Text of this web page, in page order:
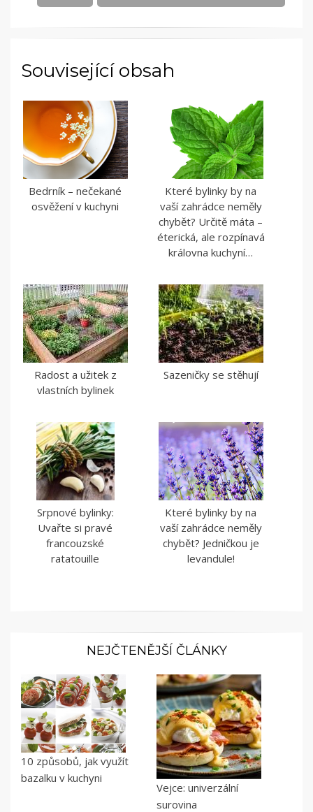
Související obsah
Bedrník – nečekané
osvěžení v kuchyni
Které bylinky by na
vaší zahrádce neměly
chybět? Určitě máta –
éterická, ale rozpínavá
královna kuchyní…
Radost a užitek z
vlastních bylinek
Sazeničky se stěhují
Srpnové bylinky:
Uvařte si pravé
francouzské
ratatouille
Které bylinky by na
vaší zahrádce neměly
chybět? Jedničkou je
levandule!
NEJČTENĚJŠÍ ČLÁNKY
10 způsobů, jak využít
bazalku v kuchyni
Vejce: univerzální
surovina